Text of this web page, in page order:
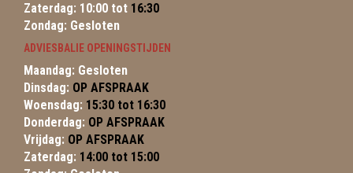
Zaterdag: 10:00 tot 16:30
Zondag: Gesloten
ADVIESBALIE OPENINGSTIJDEN
Maandag: Gesloten
Dinsdag: OP AFSPRAAK
Woensdag: 15:30 tot 16:30
Donderdag: OP AFSPRAAK
Vrijdag: OP AFSPRAAK
Zaterdag: 14:00 tot 15:00